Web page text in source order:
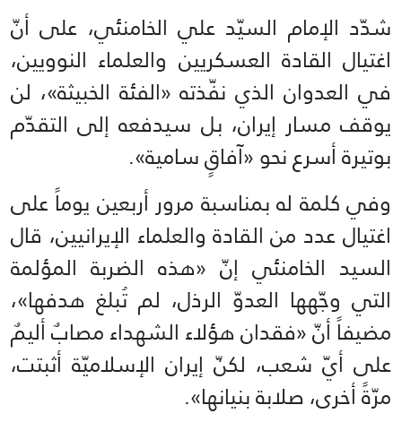
شدّد الإمام السيّد علي الخامنئي، على أنّ
اغتيال القادة العسكريين والعلماء النوويين،
في العدوان الذي نفّذته «الفئة الخبيثة»، لن
يوقف مسار إيران، بل سيدفعه إلى التقدّم
بوتيرة أسرع نحو «آفاقٍ سامية».
وفي كلمة له بمناسبة مرور أربعين يوماً على
اغتيال عدد من القادة والعلماء الإيرانيين، قال
السيد الخامنئي إنّ «هذه الضربة المؤلمة
التي وجّهها العدوّ الرذل، لم تُبلغ هدفها»،
مضيفاً أنّ «فقدان هؤلاء الشهداء مصابٌ أليمٌ
على أيّ شعب، لكنّ إيران الإسلاميّة أثبتت،
مرّةً أخرى، صلابة بنيانها».